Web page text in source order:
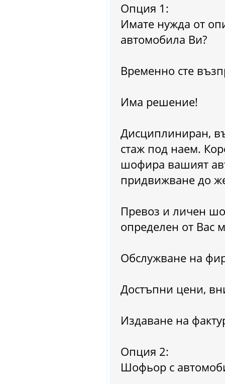
Опция 1:
Имате нужда от
автомобила Ви?
Временно сте
Има решение!
Дисциплиниран,
стаж под наем.
шофира вашият
придвижване до
Превоз и личен
определен от Вас
Обслужване на
Достъпни цени,
Издаване на
Опция 2:
Шофьор с